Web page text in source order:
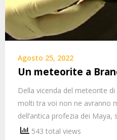
Agosto 25, 2022
Un meteorite a
Della vicenda del meteorite
molti tra voi non ne avranno
dell’antica profezia dei Maya,
543 total views